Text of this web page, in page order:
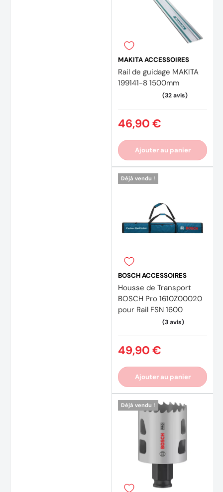
MAKITA ACCESSOIRES
Rail de guidage MAKITA
199141-8 1500mm
46,90 €
Ajouter au panier
Déjà vendu !
BOSCH ACCESSOIRES
Housse de Transport
BOSCH Pro 1610Z00020
pour Rail FSN 1600
49,90 €
Ajouter au panier
Déjà vendu !